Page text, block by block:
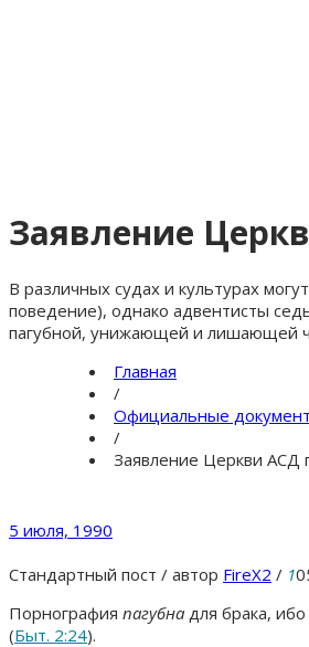
Заявление
В различных судах и культурах
поведение), однако адвентисты
пагубной, унижающей и лишающей
Главная
/
Официальные
/
Заявление Церкви АСД
5 июля, 1990
Стандартный пост / автор FireX2 / 1
Порнография пагубна для брака,
(Быт. 2:24).